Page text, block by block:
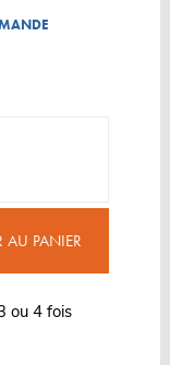
AU PANIER
ou 4 fois